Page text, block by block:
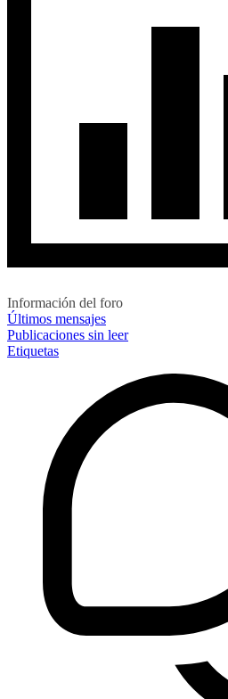
Información del foro
Últimos mensajes
Publicaciones sin leer
Etiquetas